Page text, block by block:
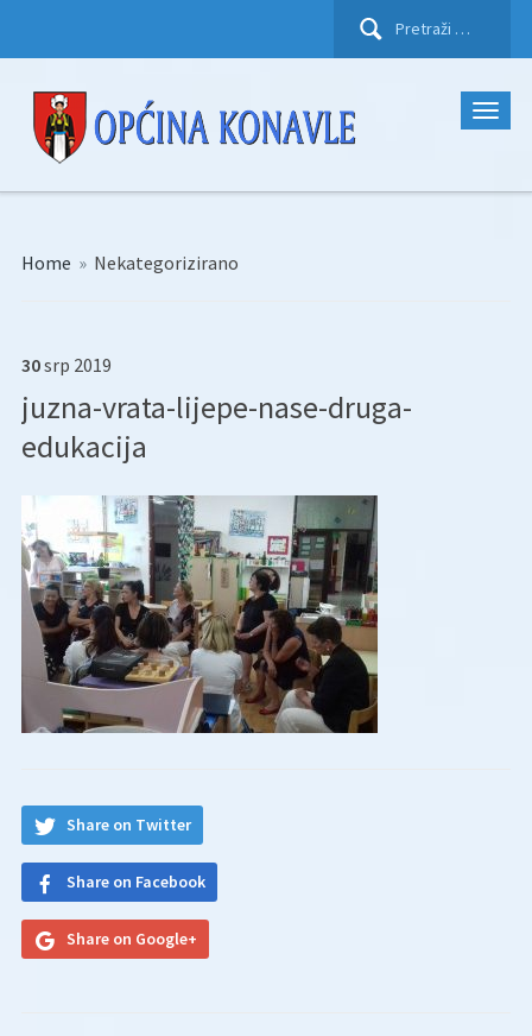
Pretraži:
Home » Nekategorizirano
30srp 2019
juzna-vrata-lijepe-nase-druga-
edukacija
Share on Twitter
Share on Facebook
Share on Google+